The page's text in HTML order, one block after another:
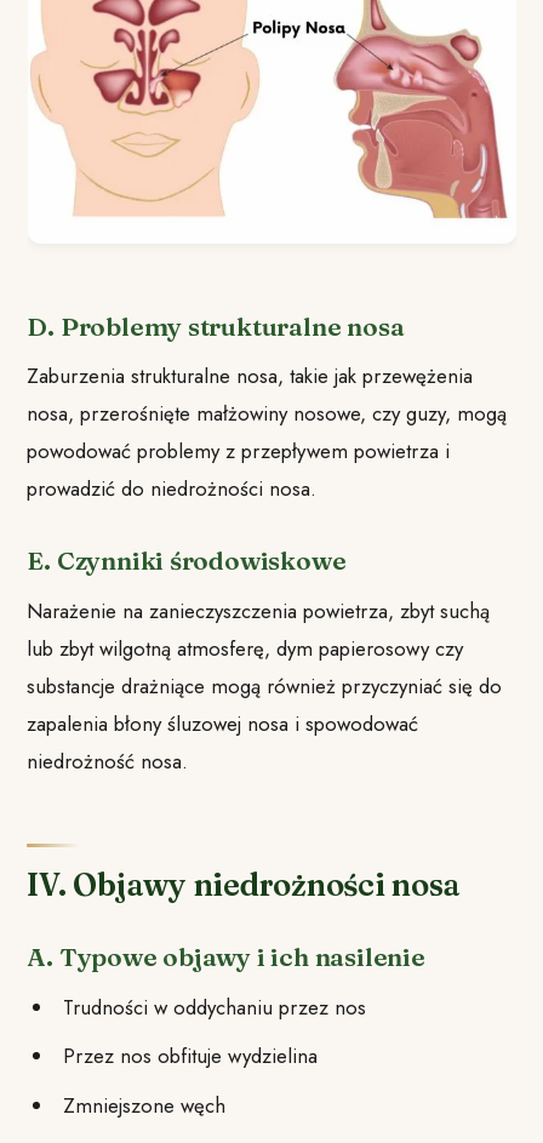
D. Problemy strukturalne nosa
Zaburzenia strukturalne nosa, takie jak przewężenia
nosa, przerośnięte małżowiny nosowe, czy guzy, mogą
powodować problemy z przepływem powietrza i
prowadzić do niedrożności nosa.
E. Czynniki środowiskowe
Narażenie na zanieczyszczenia powietrza, zbyt suchą
lub zbyt wilgotną atmosferę, dym papierosowy czy
substancje drażniące mogą również przyczyniać się do
zapalenia błony śluzowej nosa i spowodować
niedrożność nosa.
IV. Objawy niedrożności nosa
A. Typowe objawy i ich nasilenie
Trudności w oddychaniu przez nos
Przez nos obfituje wydzielina
Zmniejszone węch